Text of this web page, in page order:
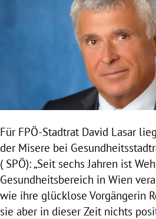
Für FPÖ-Stadtrat David Lasar
der Misere bei
( SPÖ): „Seit sechs Jahren ist
Gesundheitsbereich in Wien
wie ihre glücklose Vorgängerin
sie aber in dieser Zeit nichts